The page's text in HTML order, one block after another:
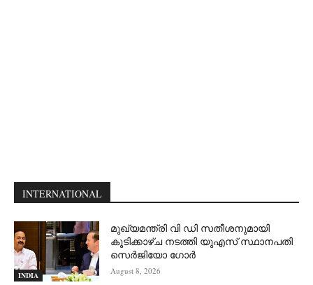
INTERNATIONAL
INDIA
മുഖ്യമന്ത്രി വി ഡി സതീശനുമായി
കൂടിക്കാഴ്ച നടത്തി യുഎസ് സ്ഥാനപതി
സെര്‍ജിയോ ഗോര്‍
August 8, 2026